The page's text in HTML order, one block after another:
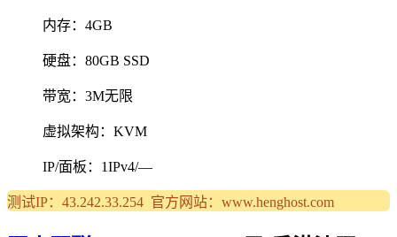
内存：4GB
硬盘：80GB SSD
带宽：3M无限
虚拟架构：KVM
IP/面板：1IPv4/—
测试IP：43.242.33.254 官方网站：www.henghost.com